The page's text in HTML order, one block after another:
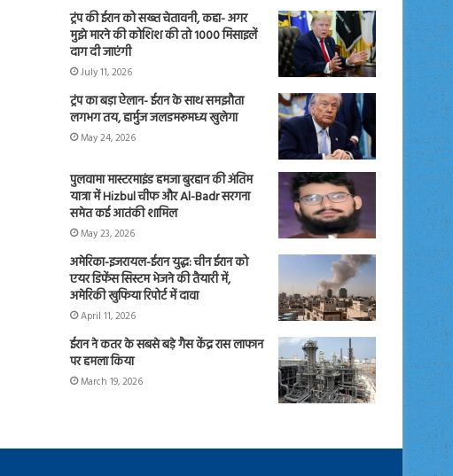
ट्रंप की ईरान को सख्त चेतावनी, कहा- अगर
मुझे मारने की कोशिश की तो 1000 मिसाइलें
दाग दी जाएंगी
July 11, 2026
ट्रंप का बड़ा ऐलान- ईरान के साथ समझौता
लगभग तय, हार्मुज जलडमरूमध्य खुलेगा
May 24, 2026
पुलवामा मास्टरमाइंड हमजा बुरहान की अंतिम
यात्रा में Hizbul चीफ और Al-Badr सरगना
समेत कई आतंकी शामिल
May 23, 2026
अमेरिका-इजरायल-ईरान युद्ध: चीन ईरान को
एयर डिफेंस सिस्टम भेजने की तैयारी में,
अमेरिकी खुफिया रिपोर्ट में दावा
April 11, 2026
ईरान ने कतर के सबसे बड़े गैस केंद्र रास लाफान
पर हमला किया
March 19, 2026